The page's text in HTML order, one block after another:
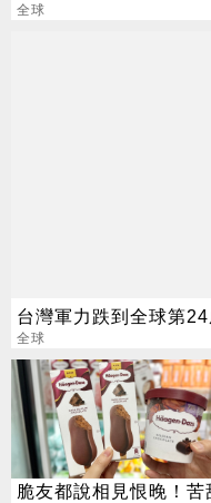
來了
全球
台灣軍力跌到全球第24
全球
脆友都說相見恨晚！苦